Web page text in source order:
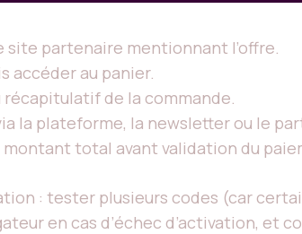
site partenaire mentionnant l’offre.
accéder au panier.
récapitulatif de la commande.
la plateforme, la newsletter ou le
montant total avant validation du
: tester plusieurs codes (car
en cas d’échec d’activation, et